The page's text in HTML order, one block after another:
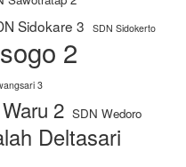
Sidokare 3 SDN Sidokerto
2
3
2 SDN Wedoro
Deltasari